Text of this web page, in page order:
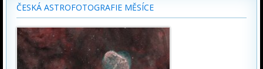
ČESKÁ ASTROFOTOGRAFIE MĚSÍCE